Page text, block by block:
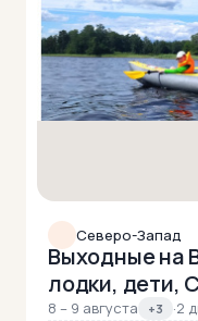
Северо-Запад
Выходные на
лодки, дети,
8 – 9 августа +3 ·2